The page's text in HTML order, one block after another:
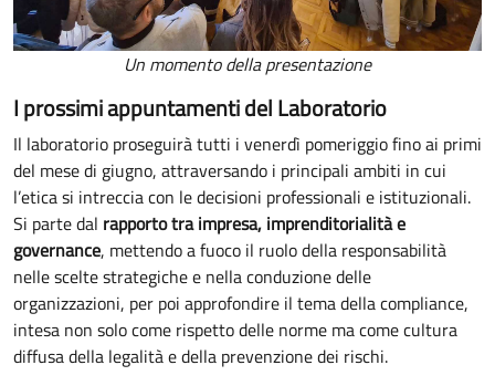
Un momento della presentazione
I prossimi appuntamenti del Laboratorio
Il laboratorio proseguirà tutti i venerdì pomeriggio fino ai primi
del mese di giugno, attraversando i principali ambiti in cui
l’etica si intreccia con le decisioni professionali e istituzionali.
Si parte dal rapporto tra impresa, imprenditorialità e
governance, mettendo a fuoco il ruolo della responsabilità
nelle scelte strategiche e nella conduzione delle
organizzazioni, per poi approfondire il tema della compliance,
intesa non solo come rispetto delle norme ma come cultura
diffusa della legalità e della prevenzione dei rischi.